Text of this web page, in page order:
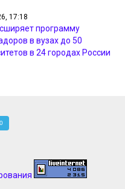
17:18
программу
в вузах до 50
в 24 городах России
17:07
17:05
0